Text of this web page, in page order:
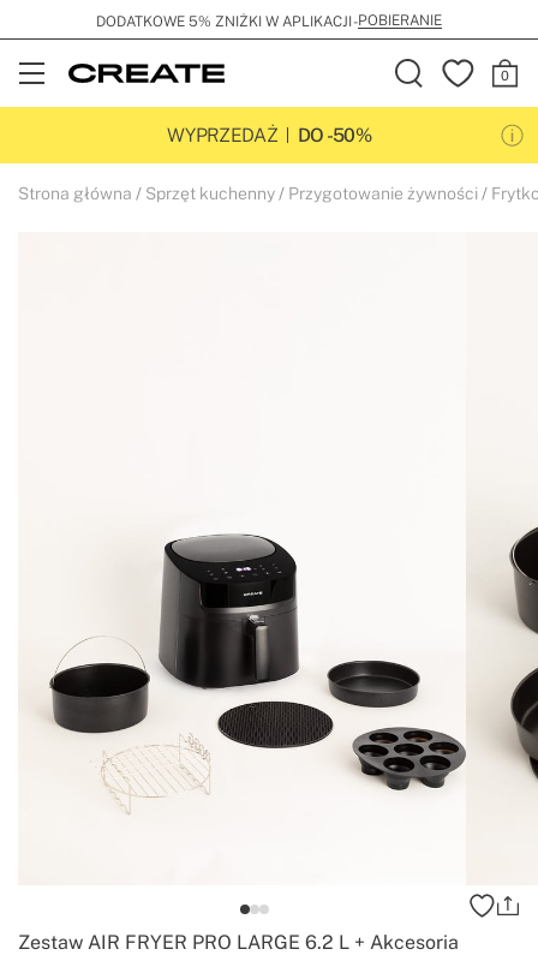
DODATKOWE 5% ZNIŻKI W APLIKACJI -POBIERANIE
Open
Menu
WYPRZEDAŻ
DO -50%
Strona główna Sprzęt kuchenny Przygotowanie żywności
Zestaw AIR FRYER PRO LARGE 6.2 L + Akcesoria